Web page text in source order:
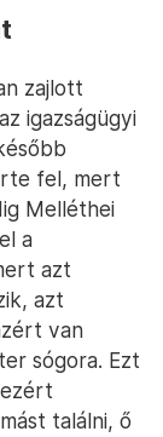
zajlott
igazságügyi
fel, mert
Melléthei
a
azt
azt
van
sógora. Ezt
találni, ő